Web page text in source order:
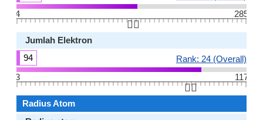
4
285
👆🏻
Jumlah Elektron
94
Rank: 24 (Overall)
3
117
👆🏻
Radius Atom